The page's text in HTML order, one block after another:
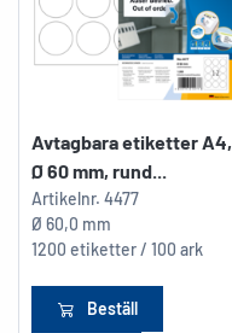
Avtagbara etiketter A4,
Ø 60 mm, rund...
Artikelnr. 4477
Ø 60,0 mm
1200 etiketter / 100 ark
Beställ